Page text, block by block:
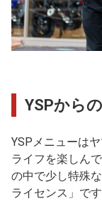
YSPから
YSPメニューは
ライフを楽しん
の中で少し特殊
ライセンス」で